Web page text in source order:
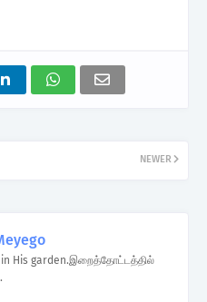
NEWER
in His garden.இறைத்தோட்டத்தில்